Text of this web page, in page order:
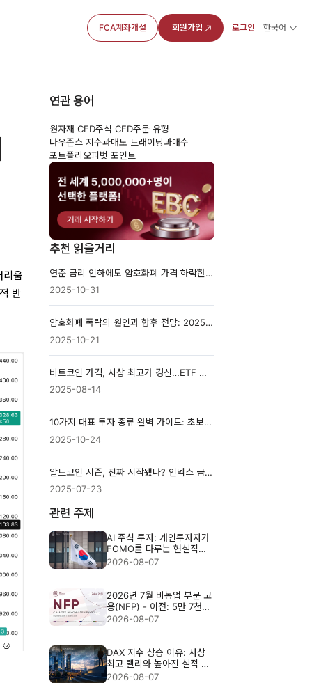
FCA계좌개설 회원가입 로그인 한국어
리움
반
연관 용어
원자재 CFD주식 CFD주문 유형
다우존스 지수과매도 트래이딩과매수
포트폴리오피벗 포인트
추천 읽을거리
연준 금리 인하에도 암호화폐 가격 하락한 이유
2025-10-31
암호화폐 폭락의 원인과 향후 전망: 2025년 시장 분석
2025-10-21
비트코인 가격, 사상 최고가 경신…ETF 자금 흐름이 13만 달러로 이끌까
2025-08-14
10가지 대표 투자 종류 완벽 가이드: 초보자를 위한 쉬운 설명
2025-10-24
알트코인 시즌, 진짜 시작됐나? 인덱스 급등 배경과 투자 전략
2025-07-23
관련 주제
AI 주식 투자: 개인투자자가
FOMO를 다루는 현실적인
방법
2026-08-07
2026년 7월 비농업 부문 고
용(NFP) - 이전: 5만 7천
명, 예상: 8만 3천 명
2026-08-07
DAX 지수 상승 이유: 사상
최고 랠리와 높아진 실적 기
준
2026-08-07